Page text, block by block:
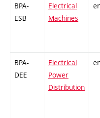
BPA-
ESB
Electrical
Machines
BPA-
DEE
Electrical
Power
Distribution